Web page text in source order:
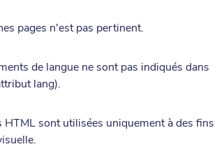
pages n'est pas pertinent.
de langue ne sont pas indiqués dans
lang).
HTML sont utilisées uniquement à des fins